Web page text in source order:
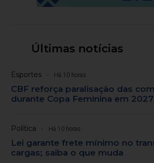
Últimas notícias
Esportes Há 10 horas
CBF reforça paralisação das
durante Copa Feminina em 2027
Política Há 10 horas
Lei garante frete mínimo no
cargas; saiba o que muda